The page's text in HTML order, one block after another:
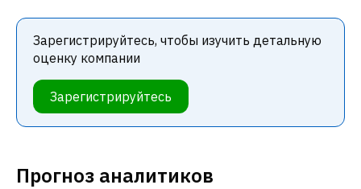
Зарегистрируйтесь, чтобы изучить детальную
оценку компании
Зарегистрируйтесь
Прогноз аналитиков